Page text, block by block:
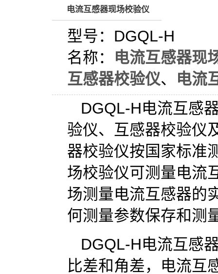
电流互感器现场校验仪
型号：DGQL-H
名称：
电流互感器现
互感器校验仪、
电流
DGQL-H电流互感
验仪、互感器校验仪
器校验仪按国家标准
场校验仪可测量电流
场测量电流互感器的
何测量参数保存和测
DGQL-H电流互感
比差和角差，电流互